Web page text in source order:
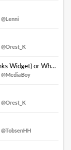
@Lenni
@Orest_K
Re-Order Widget Tiles (i.e. in the Quicklinks Widget) or Whole Columns
@MediaBoy
@Orest_K
@TobsenHH